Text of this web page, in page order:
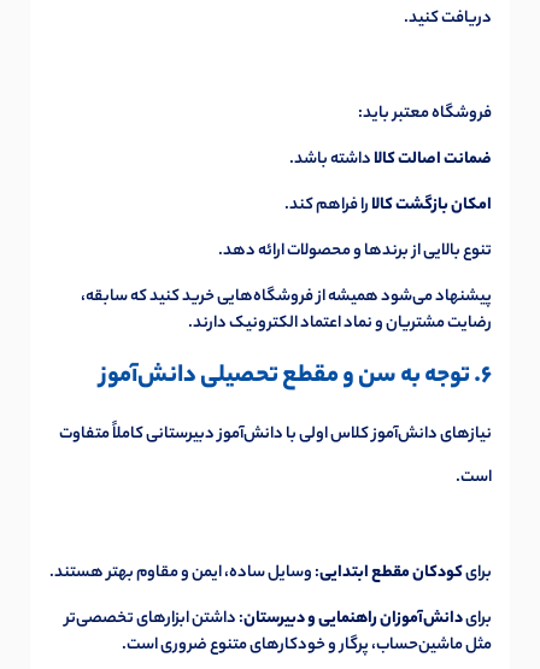
دریافت کنید.
فروشگاه معتبر باید:
ضمانت اصالت کالاداشته باشد.
امکان بازگشت کالارا فراهم کند.
تنوع بالایی از برندها و محصولات ارائه دهد.
پیشنهاد می‌شود همیشه از فروشگاه‌هایی خرید کنید که سابقه،
رضایت مشتریان و نماد اعتماد الکترونیک دارند.
6. توجه به سن و مقطع تحصیلی دانش‌آموز
نیازهای دانش‌آموز کلاس اولی با دانش‌آموز دبیرستانی کاملاً متفاوت
است.
برایکودکان مقطع ابتدایی: وسایل ساده، ایمن و مقاوم بهتر هستند.
برایدانش‌آموزان راهنمایی و دبیرستان: داشتن ابزارهای تخصصی‌تر
مثل ماشین‌حساب، پرگار و خودکارهای متنوع ضروری است.